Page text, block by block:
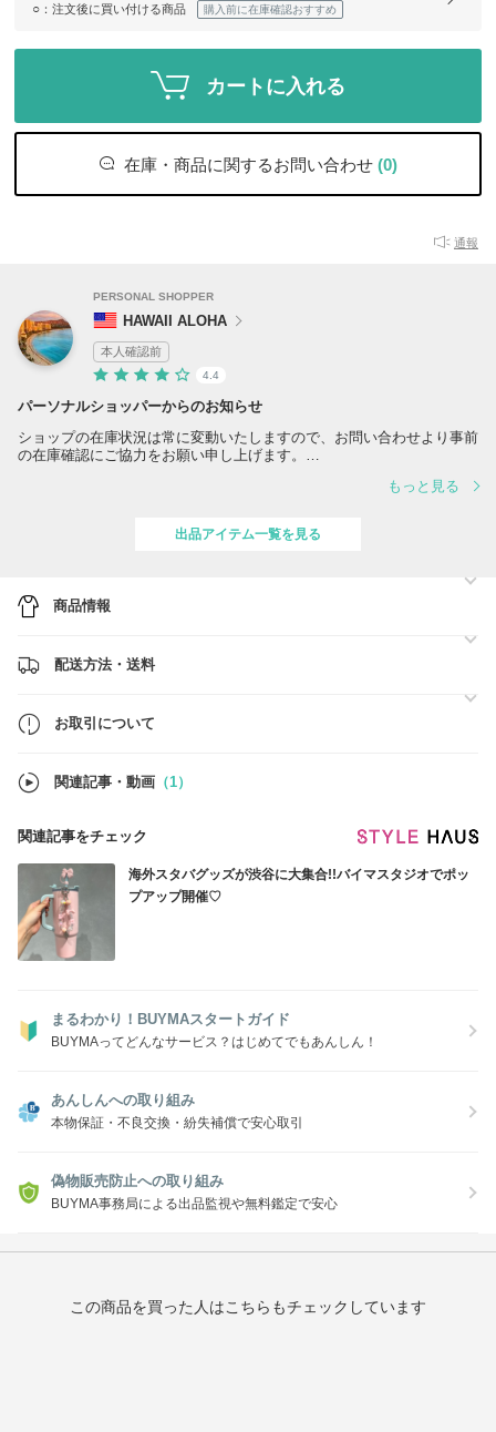
○ ：注文後に買い付ける商品 購入前に在庫確認おすすめ
カートに入れる
在庫・商品に関するお問い合わせ (0)
通報
PERSONAL SHOPPER
HAWAII ALOHA
本人確認前
4.4
パーソナルショッパーからのお知らせ
ショップの在庫状況は常に変動いたしますので、お問い合わせより事前
の在庫確認にご協力をお願い申し上げます。
お顔の見えないお取引ですので、BUYMAでのお買い物が初めての方で
誠実にご対応させて頂きますので、安心してお買い物をお楽しみくださ
もっと見る
出品アイテム一覧を見る
商品情報
配送方法・送料
お取引について
関連記事・動画 （1）
関連記事をチェック
海外スタバグッズが渋谷に大集合!!バイマスタジオでポッ
プアップ開催♡
まるわかり！BUYMAスタートガイド
BUYMAってどんなサービス？はじめてでもあんしん！
あんしんへの取り組み
本物保証・不良交換・紛失補償で安心取引
偽物販売防止への取り組み
BUYMA事務局による出品監視や無料鑑定で安心
この商品を買った人はこちらもチェックしています